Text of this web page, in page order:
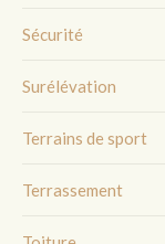
Sécurité
Surélévation
Terrains de sport
Terrassement